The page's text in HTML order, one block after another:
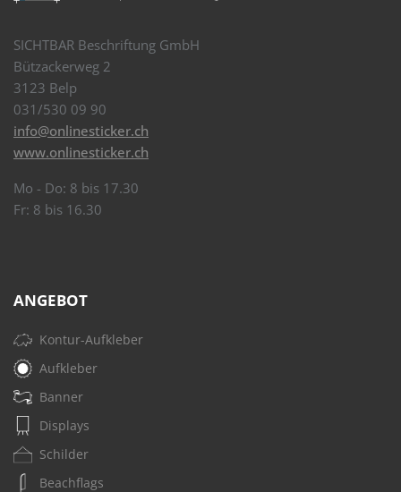
SICHTBAR Beschriftung GmbH
Bützackerweg 2
3123 Belp
031/530 09 90
info@onlinesticker.ch
www.onlinesticker.ch
Mo - Do: 8 bis 17.30
Fr: 8 bis 16.30
ANGEBOT
Kontur-Aufkleber
Aufkleber
Banner
Displays
Schilder
Beachflags